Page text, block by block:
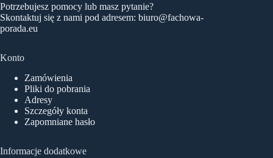
Potrzebujesz pomocy lub masz pytanie?
Skontaktuj się z nami pod adresem: biuro@fachowa-
porada.eu
Konto
Zamówienia
Pliki do pobrania
Adresy
Szczegóły konta
Zapomniane hasło
Informacje dodatkowe